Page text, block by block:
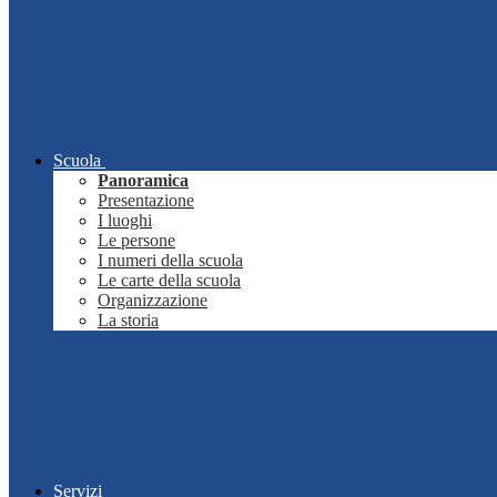
Scuola
Panoramica
Presentazione
I luoghi
Le persone
I numeri della scuola
Le carte della scuola
Organizzazione
La storia
Servizi